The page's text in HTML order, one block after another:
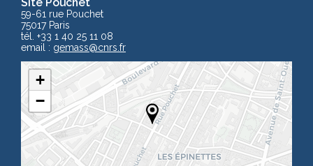
59-61 rue Pouchet
75017 Paris
tél. +33 1 40 25 11 08
email : gemass@cnrs.fr
+
−